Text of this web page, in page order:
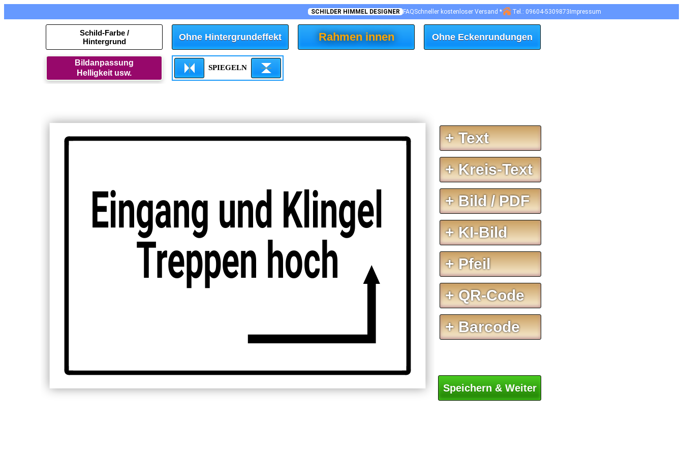
SCHILDER HIMMEL DESIGNER FAQSchneller kostenloser Versand * Tel.: 09604-5309873 Impressum
Schild-Farbe /
Hintergrund
Ohne Hintergrundeffekt Rahmen innen Ohne Eckenrundungen
Bildanpassung
Helligkeit usw.
SPIEGELN
Eingang und Klingel
Treppen hoch
+ Text
+ Kreis-Text
+ Bild / PDF
+ KI-Bild
+ Pfeil
+ QR-Code
+ Barcode
Speichern & Weiter